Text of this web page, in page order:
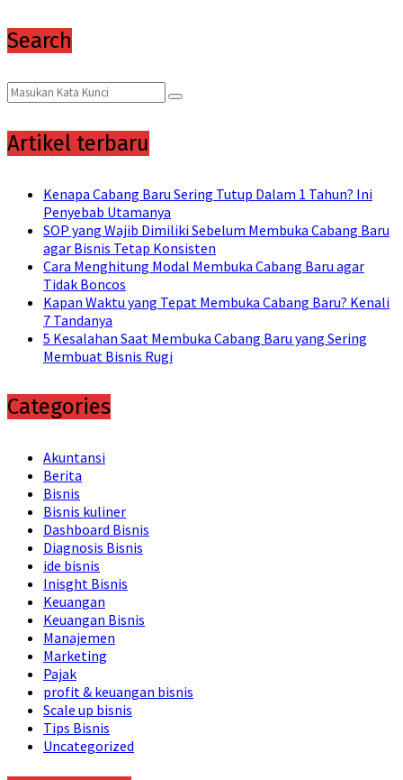
Search
Search
for:
Search
Artikel terbaru
Kenapa Cabang Baru Sering Tutup Dalam 1 Tahun? Ini
Penyebab Utamanya
SOP yang Wajib Dimiliki Sebelum Membuka Cabang Baru
agar Bisnis Tetap Konsisten
Cara Menghitung Modal Membuka Cabang Baru agar
Tidak Boncos
Kapan Waktu yang Tepat Membuka Cabang Baru? Kenali
7 Tandanya
5 Kesalahan Saat Membuka Cabang Baru yang Sering
Membuat Bisnis Rugi
Categories
Akuntansi
Berita
Bisnis
Bisnis kuliner
Dashboard Bisnis
Diagnosis Bisnis
ide bisnis
Inisght Bisnis
Keuangan
Keuangan Bisnis
Manajemen
Marketing
Pajak
profit & keuangan bisnis
Scale up bisnis
Tips Bisnis
Uncategorized